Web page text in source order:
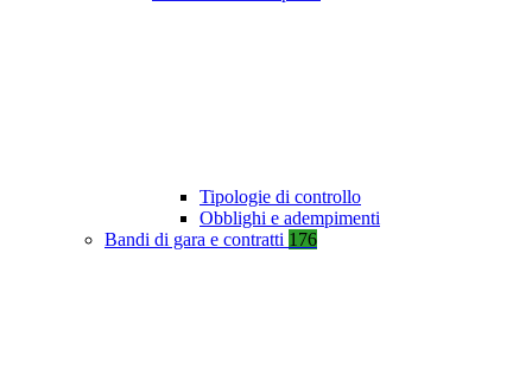
Tipologie di controllo
Obblighi e adempimenti
Bandi di gara e contratti 176